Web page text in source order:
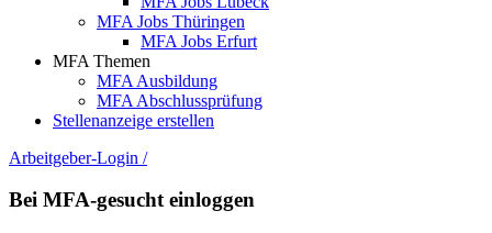
MFA Jobs Thüringen
MFA Jobs Erfurt
MFA Themen
MFA Ausbildung
MFA Abschlussprüfung
Stellenanzeige erstellen
Arbeitgeber-Login /
Bei MFA-gesucht einloggen